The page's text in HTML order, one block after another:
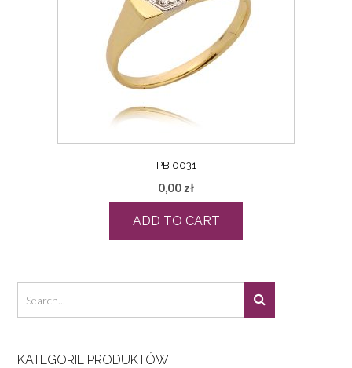
PB 0031
0,00 zł
ADD TO CART
KATEGORIE PRODUKTÓW